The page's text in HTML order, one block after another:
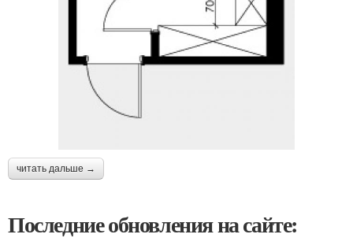
читать дальше →
Последние обновления на сайте: